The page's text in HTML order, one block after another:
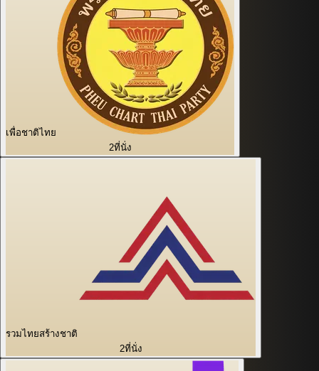
เพื่อชาติไทย
2ที่นั่ง
รวมไทยสร้างชาติ
2ที่นั่ง